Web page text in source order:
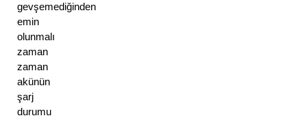
gevşemediğinden
emin
olunmalı
zaman
zaman
akünün
şarj
durumu